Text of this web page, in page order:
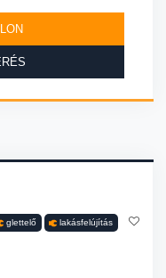
glettelő lakásfelújítás